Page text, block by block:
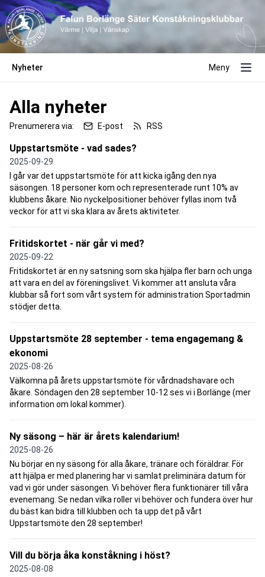
Nyheter Meny
Alla nyheter
Prenumerera via: E-post RSS
Uppstartsmöte - vad sades?
2025-09-29
I går var det uppstartsmöte för att kicka igång den nya
säsongen. 18 personer kom och representerade runt 10% av
klubbens åkare. Nio nyckelpositioner behöver fyllas inom två
veckor för att vi ska klara av årets aktiviteter.
Fritidskortet - när går vi med?
2025-09-22
Fritidskortet är en ny satsning som ska hjälpa fler barn och unga
att vara en del av föreningslivet. Vi kommer att ansluta våra
klubbar så fort som vårt system för administration Sportadmin
stödjer detta.
Uppstartsmöte 28 september - tema engagemang &
ekonomi
2025-08-26
Välkomna på årets uppstartsmöte för vårdnadshavare och
åkare. Söndagen den 28 september 10-12 ses vi i Borlänge (mer
information om lokal kommer).
Ny säsong – här är årets kalendarium!
2025-08-26
Nu börjar en ny säsong för alla åkare, tränare och föräldrar. För
att hjälpa er med planering har vi samlat preliminära datum för
vad vi gör under säsongen. Vi behöver flera funktionärer till våra
evenemang. Se nedan vilka roller vi behöver och fundera över hur
du bäst kan bidra till klubben och ta upp det på vårt
Uppstartsmöte den 28 september!
Vill du börja åka konståkning i höst?
2025-08-08